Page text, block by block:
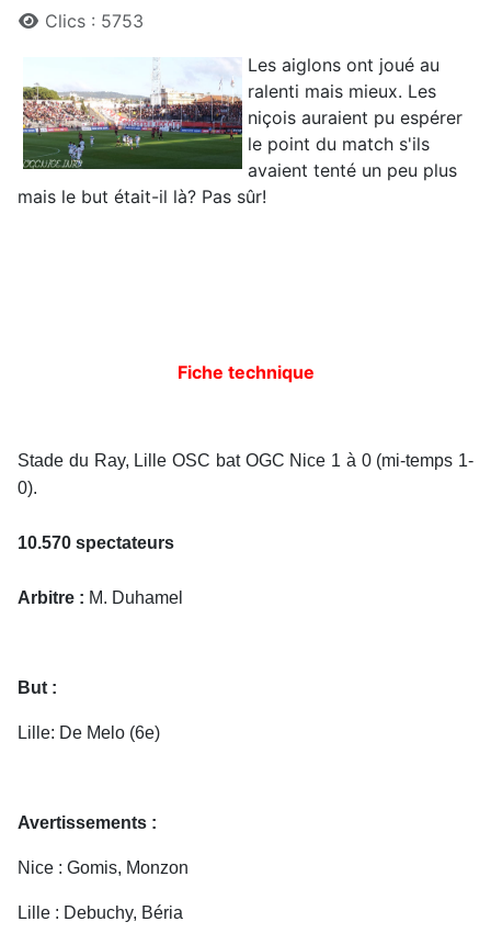
Clics : 5753
Les aiglons ont joué au
ralenti mais mieux. Les
niçois auraient pu espérer
le point du match s'ils
avaient tenté un peu plus
mais le but était-il là? Pas sûr!
Fiche technique
Stade du Ray, Lille OSC bat OGC Nice 1 à 0 (mi-temps 1-
0).
10.570 spectateurs
Arbitre : M. Duhamel
But :
Lille: De Melo (6e)
Avertissements :
Nice : Gomis, Monzon
Lille : Debuchy, Béria